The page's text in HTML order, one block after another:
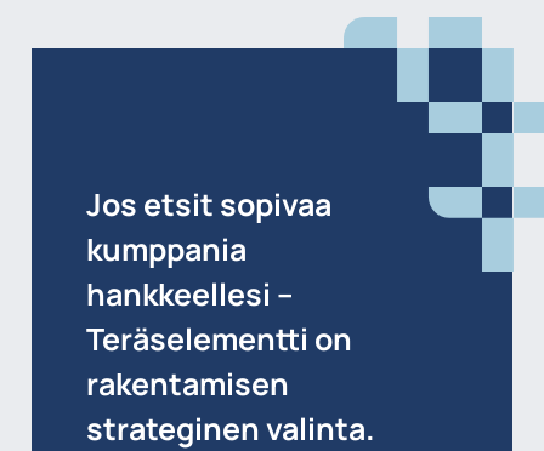
Jos etsit sopivaa
kumppania
hankkeellesi –
Teräselementti on
rakentamisen
strateginen valinta.